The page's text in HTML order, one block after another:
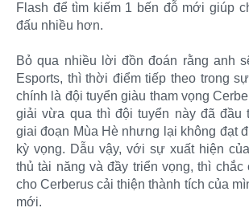
Flash để tìm kiếm 1 bến đỗ mới giúp
đấu nhiều hơn.
Bỏ qua nhiều lời đồn đoán rằng anh
Esports, thì thời điểm tiếp theo trong
chính là đội tuyển giàu tham vọng
giải vừa qua thì đội tuyển này đã đầu
giai đoạn Mùa Hè nhưng lại không đạt
kỳ vọng. Dẫu vậy, với sự xuất hiện
thủ tài năng và đầy triển vọng, thì chắc
cho Cerberus cải thiện thành tích của
mới.